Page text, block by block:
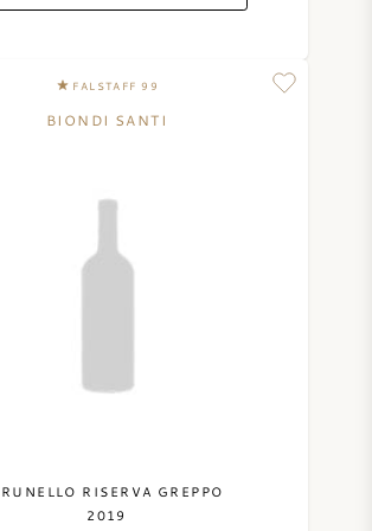
FALSTAFF 99
BIONDI SANTI
RISERVA GREPPO
2019